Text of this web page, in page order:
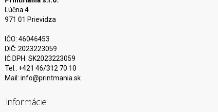
Lúčna 4
971 01 Prievidza
IČO: 46046453
DIČ: 2023223059
IČ DPH: SK2023223059
Tel.: +421 46/312 70 10
Mail: info@printmania.sk
Informácie